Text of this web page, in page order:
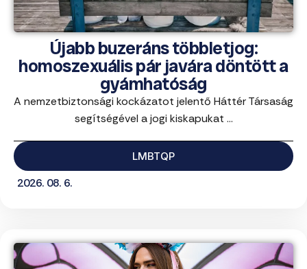
Újabb buzeráns többletjog:
homoszexuális pár javára döntött a
gyámhatóság
A nemzetbiztonsági kockázatot jelentő Háttér Társaság
segítségével a jogi kiskapukat ...
LMBTQP
2026. 08. 6.